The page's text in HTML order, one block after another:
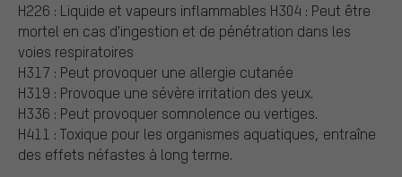
H226 : Liquide et vapeurs inflammables H304 : Peut être
mortel en cas d'ingestion et de pénétration dans les
voies respiratoires
H317 : Peut provoquer une allergie cutanée
H319 : Provoque une sévère irritation des yeux.
H336 : Peut provoquer somnolence ou vertiges.
H411 : Toxique pour les organismes aquatiques, entraîne
des effets néfastes à long terme.